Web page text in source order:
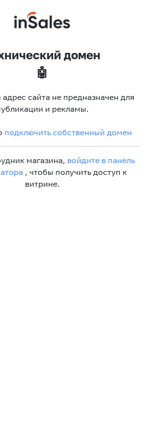
домен
🤖
сайта не предназначен для
и рекламы.
подключить собственный домен
магазина, войдите в панель
, чтобы получить доступ к
витрине.